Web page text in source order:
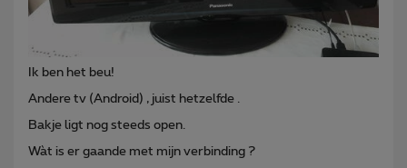
Ik ben het beu!
Andere tv (Android) , juist hetzelfde .
Bakje ligt nog steeds open.
Wàt is er gaande met mijn verbinding ?